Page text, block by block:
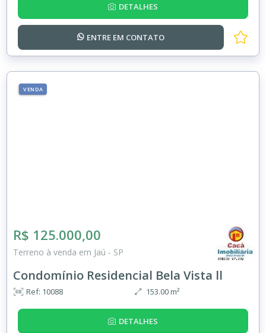
DETALHES
ENTRE EM CONTATO
VENDA
R$ 125.000,00
Terreno à venda em Jaú - SP
Condomínio Residencial Bela Vista ll
Ref: 10088 153.00 m²
DETALHES